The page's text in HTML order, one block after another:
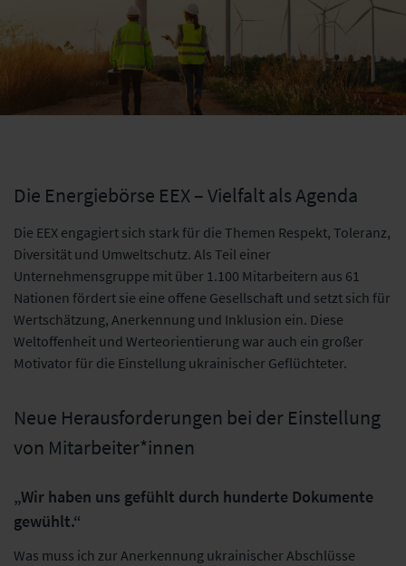
Die Energiebörse EEX – Vielfalt als Agenda
Die EEX engagiert sich stark für die Themen Respekt, Toleranz,
Diversität und Umweltschutz. Als Teil einer
Unternehmensgruppe mit über 1.100 Mitarbeitern aus 61
Nationen fördert sie eine offene Gesellschaft und setzt sich für
Wertschätzung, Anerkennung und Inklusion ein. Diese
Weltoffenheit und Werteorientierung war auch ein großer
Motivator für die Einstellung ukrainischer Geflüchteter.
Neue Herausforderungen bei der Einstellung
von Mitarbeiter*innen
„Wir haben uns gefühlt durch hunderte Dokumente
gewühlt.“
Was muss ich zur Anerkennung ukrainischer Abschlüsse